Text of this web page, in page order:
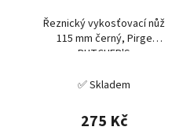
Řeznický vykosťovací nůž
115 mm černý, Pirge
BUTCHER'S
✅ Skladem
275 Kč